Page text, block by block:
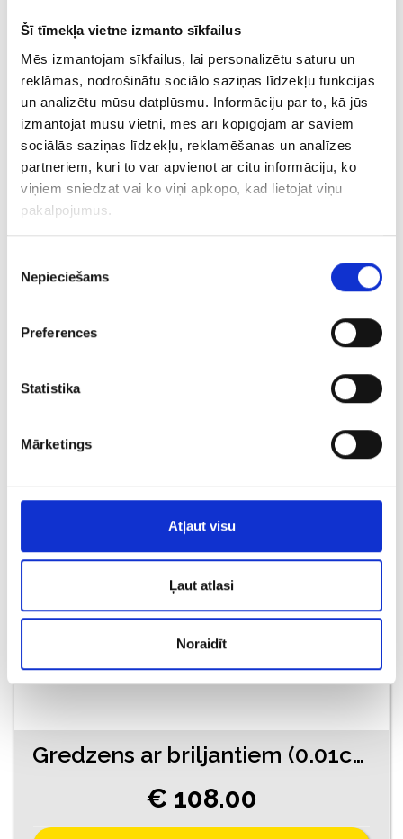
Šī tīmekļa vietne izmanto sīkfailus
Mēs izmantojam sīkfailus, lai personalizētu saturu un
reklāmas, nodrošinātu sociālo saziņas līdzekļu funkcijas
un analizētu mūsu datplūsmu. Informāciju par to, kā jūs
izmantojat mūsu vietni, mēs arī kopīgojam ar saviem
sociālās saziņas līdzekļu, reklamēšanas un analīzes
partneriem, kuri to var apvienot ar citu informāciju, ko
viņiem sniedzat vai ko viņi apkopo, kad lietojat viņu
pakalpojumus.
izvēle
Nepieciešams
Preferences
Statistika
Mārketings
Atļaut visu
Ļaut atlasi
Noraidīt
€ 115.00
PIEVIENOT GROZAM
Gredzens ar briljantiem (0.01ct) 3323-0763
€ 108.00